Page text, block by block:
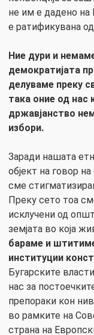
не им е дадено
е ратификувана од
Ние дури и
демократијата
делуваме преку
така оние од нас
државјанство
избори.
Заради нашата
објект на говор
сме
Преку сето тоа
исклучени од
земјата во која
бараме и
институции
Бугарските
нас за
препораки кон
во рамките на
страна на